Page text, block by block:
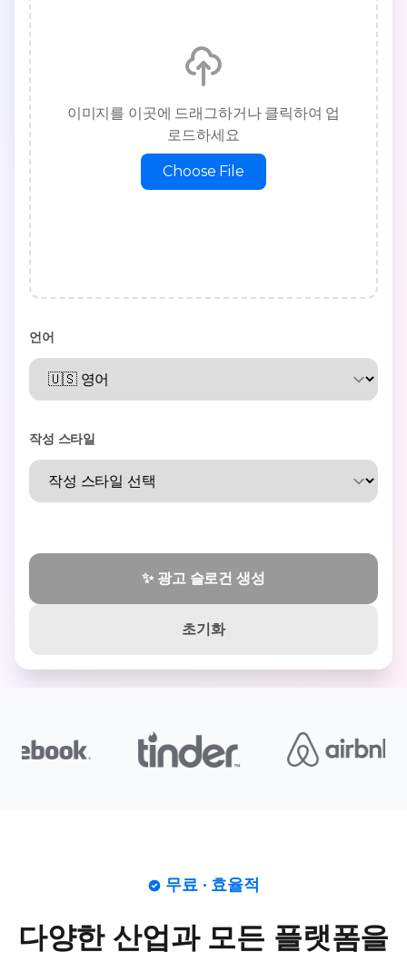
이미지를 이곳에 드래그하거나 클릭하여 업
로드하세요
Choose File
언어
작성 스타일
✨ 광고 슬로건 생성
초기화
무료 · 효율적
다양한 산업과 모든 플랫폼을